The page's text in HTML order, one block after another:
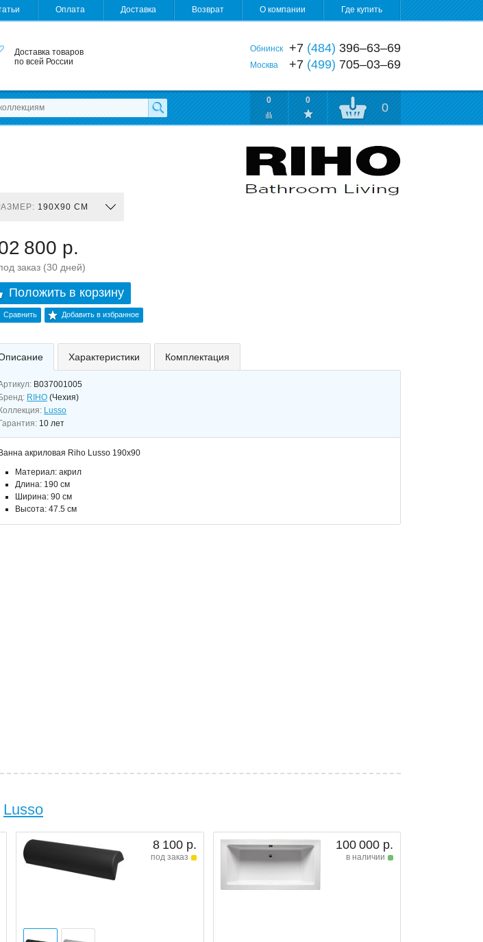
Оплата Доставка Возврат О компании Где купить
Доставка товаров
по всей России
Обнинск +7 (484) 396‒63‒69
Москва +7 (499) 705‒03‒69
0 0
0
190X90 СМ
800 р.
заказ (30 дней)
Положить в корзину
Сравнить Добавить в избранное
Характеристики Комплектация
B037001005
Бренд: RIHO (Чехия)
Коллекция: Lusso
Гарантия: 10 лет
Ванна акриловая Riho Lusso 190x90
Материал: акрил
Длина: 190 см
Ширина: 90 см
Высота: 47.5 см
Lusso
8 100 р.
под заказ
100 000 р.
в наличии